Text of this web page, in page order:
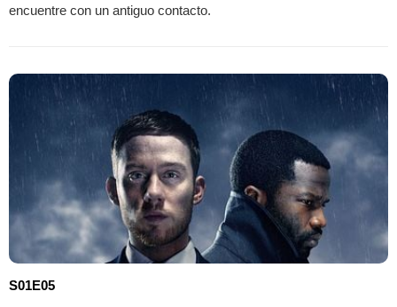
encuentre con un antiguo contacto.
S01E05